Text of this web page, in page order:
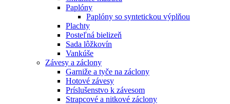
Paplóny
Paplóny so syntetickou výplňou
Plachty
Posteľná bielizeň
Sada lôžkovín
Vankúše
Závesy a záclony
Garniže a tyče na záclony
Hotové závesy
Príslušenstvo k závesom
Strapcové a nitkové záclony